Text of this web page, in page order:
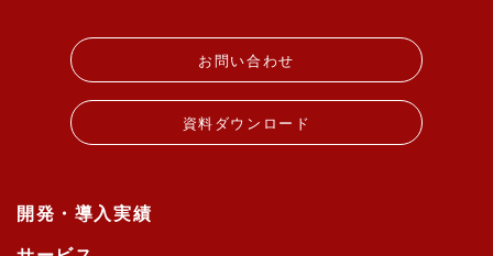
お問い合わせ内容について確認させて
いただく場合
個人情報の第三者提供について
人情報は第三者に提供しません。
お問い合わせ
資料ダウンロード
開発・導入実績